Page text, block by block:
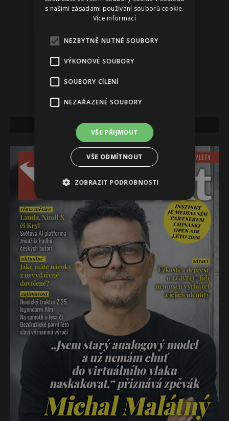
NEJNOVĚJŠÍ VYDÁNÍ
s našimi zásadami používání souborů cookie.
Více informací
NEZBYTNĚ NUTNÉ SOUBORY
VÝKONOVÉ SOUBORY
SOUBORY CÍLENÍ
NEZAŘAZENÉ SOUBORY
VŠE PŘIJMOUT
VŠE ODMÍTNOUT
ZOBRAZIT PODROBNOSTI